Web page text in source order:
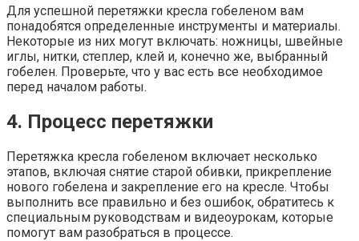
Для успешной перетяжки кресла гобеленом вам
понадобятся определенные инструменты и материалы.
Некоторые из них могут включать: ножницы, швейные
иглы, нитки, степлер, клей и, конечно же, выбранный
гобелен. Проверьте, что у вас есть все необходимое
перед началом работы.
4. Процесс перетяжки
Перетяжка кресла гобеленом включает несколько
этапов, включая снятие старой обивки, прикрепление
нового гобелена и закрепление его на кресле. Чтобы
выполнить все правильно и без ошибок, обратитесь к
специальным руководствам и видеоурокам, которые
помогут вам разобраться в процессе.